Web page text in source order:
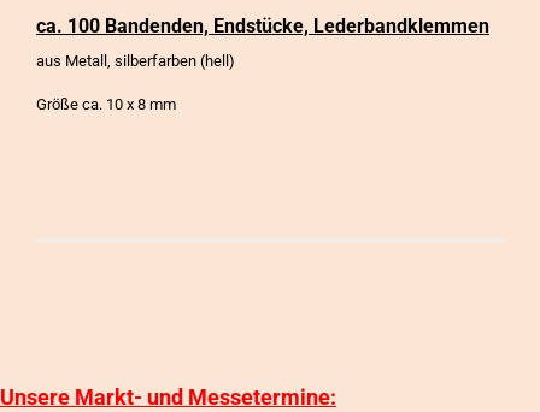
ca. 100 Bandenden, Endstücke, Lederbandklemmen
aus Metall, silberfarben (hell)
Größe ca. 10 x 8 mm
Unsere Markt- und Messetermine: